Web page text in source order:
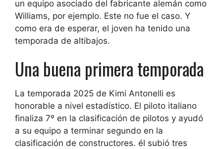
un equipo asociado del fabricante alemán como
Williams, por ejemplo. Este no fue el caso. Y
como era de esperar, el joven ha tenido una
temporada de altibajos.
Una buena primera temporada
La temporada 2025 de Kimi Antonelli es
honorable a nivel estadístico. El piloto italiano
finaliza 7º en la clasificación de pilotos y ayudó
a su equipo a terminar segundo en la
clasificación de constructores. él subió tres